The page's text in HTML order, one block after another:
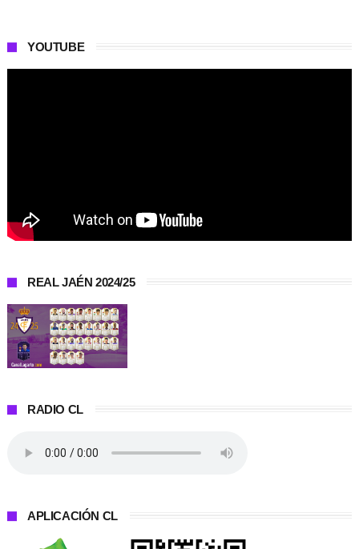
YOUTUBE
REAL JAÉN 2024/25
RADIO CL
APLICACIÓN CL